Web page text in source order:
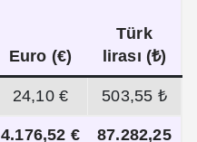
Euro (€)
Türk
lirası (₺)
24,10 € 503,55 ₺
4.176,52 €
87.282,25